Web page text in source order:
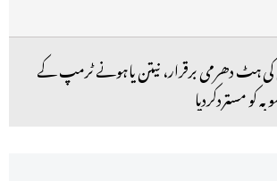
کی ہٹ دھرمی برقرار، نیتن یاہونے ٹرمپ کے
کو مستردکردیا